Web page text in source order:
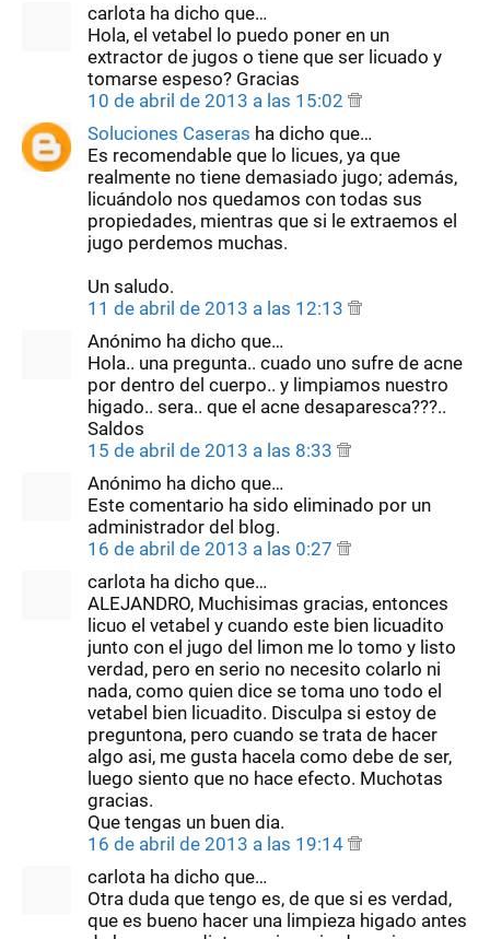
carlota ha dicho que…
Hola, el vetabel lo puedo poner en un
extractor de jugos o tiene que ser licuado y
tomarse espeso? Gracias
10 de abril de 2013 a las 15:02
Soluciones Caseras ha dicho que…
Es recomendable que lo licues, ya que
realmente no tiene demasiado jugo; además,
licuándolo nos quedamos con todas sus
propiedades, mientras que si le extraemos el
jugo perdemos muchas.
Un saludo.
11 de abril de 2013 a las 12:13
Anónimo ha dicho que…
Hola.. una pregunta.. cuado uno sufre de acne
por dentro del cuerpo.. y limpiamos nuestro
higado.. sera.. que el acne desaparesca???..
Saldos
15 de abril de 2013 a las 8:33
Anónimo ha dicho que…
Este comentario ha sido eliminado por un
administrador del blog.
16 de abril de 2013 a las 0:27
carlota ha dicho que…
ALEJANDRO, Muchisimas gracias, entonces
licuo el vetabel y cuando este bien licuadito
junto con el jugo del limon me lo tomo y listo
verdad, pero en serio no necesito colarlo ni
nada, como quien dice se toma uno todo el
vetabel bien licuadito. Disculpa si estoy de
preguntona, pero cuando se trata de hacer
algo asi, me gusta hacela como debe de ser,
luego siento que no hace efecto. Muchotas
gracias.
Que tengas un buen dia.
16 de abril de 2013 a las 19:14
carlota ha dicho que…
Otra duda que tengo es, de que si es verdad,
que es bueno hacer una limpieza higado antes